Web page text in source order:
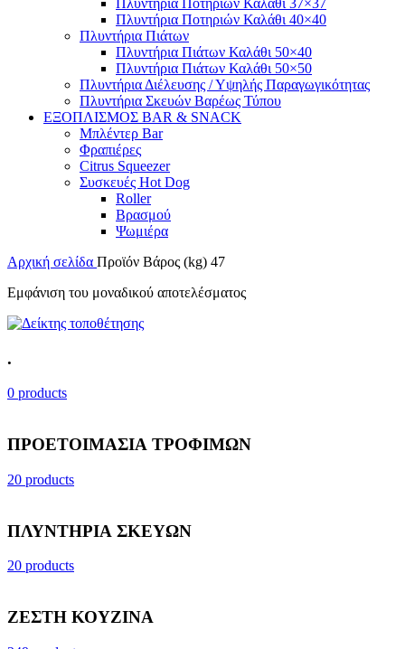
Πλυντήρια Ποτηριών Καλάθι 37×37
Πλυντήρια Ποτηριών Καλάθι 40×40
Πλυντήρια Πιάτων
Πλυντήρια Πιάτων Καλάθι 50×40
Πλυντήρια Πιάτων Καλάθι 50×50
Πλυντήρια Διέλευσης / Υψηλής Παραγωγικότητας
Πλυντήρια Σκευών Βαρέως Τύπου
ΕΞΟΠΛΙΣΜΟΣ BAR & SNACK
Μπλέντερ Bar
Φραπιέρες
Citrus Squeezer
Συσκευές Hot Dog
Roller
Βρασμού
Ψωμιέρα
Αρχική σελίδα Προϊόν Βάρος (kg) 47
Εμφάνιση του μοναδικού αποτελέσματος
.
0 products
ΠΡΟΕΤΟΙΜΑΣΙΑ ΤΡΟΦΙΜΩΝ
20 products
ΠΛΥΝΤΗΡΙΑ ΣΚΕΥΩΝ
20 products
ΖΕΣΤΗ ΚΟΥΖΙΝΑ